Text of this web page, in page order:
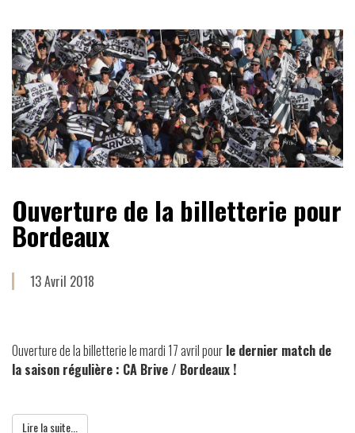
Ouverture de la billetterie pour
Bordeaux
13 Avril 2018
Ouverture de la billetterie le mardi 17 avril pour le dernier match de
la saison régulière : CA Brive / Bordeaux !
Lire la suite...